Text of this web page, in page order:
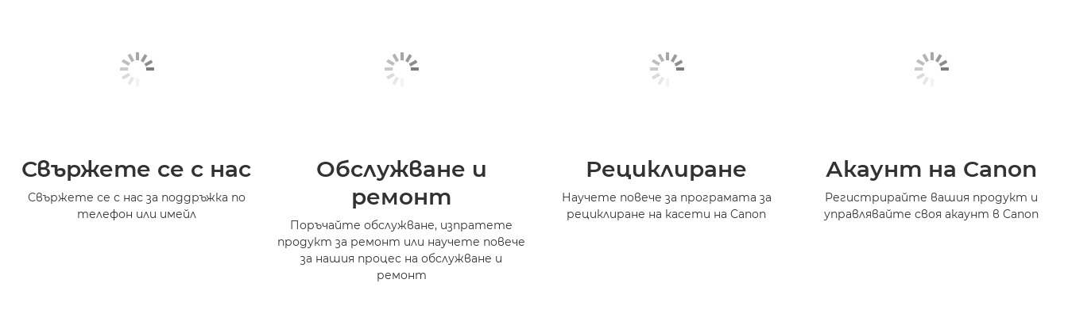
Свържете се с нас
Свържете се с нас за поддръжка по
телефон или имейл
Обслужване и
ремонт
Поръчайте обслужване, изпратете
продукт за ремонт или научете повече
за нашия процес на обслужване и
ремонт
Рециклиране
Научете повече за програмата за
рециклиране на касети на Canon
Акаунт на Canon
Регистрирайте вашия продукт и
управлявайте своя акаунт в Canon